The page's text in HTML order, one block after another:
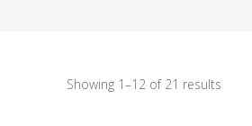
Showing 1–12 of 21 results